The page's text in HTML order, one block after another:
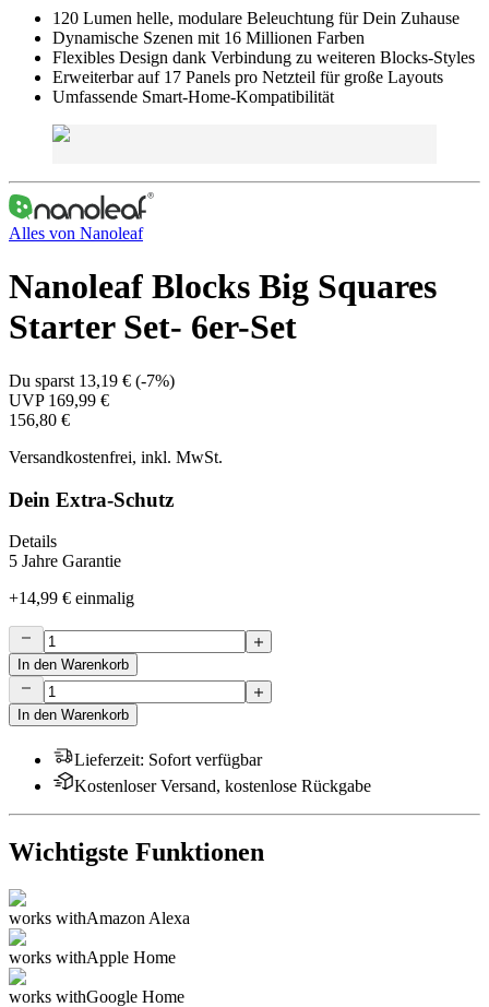
120 Lumen helle, modulare Beleuchtung für Dein Zuhause
Dynamische Szenen mit 16 Millionen Farben
Flexibles Design dank Verbindung zu weiteren Blocks-Styles
Erweiterbar auf 17 Panels pro Netzteil für große Layouts
Umfassende Smart-Home-Kompatibilität
Alles von Nanoleaf
Nanoleaf Blocks Big Squares
Starter Set- 6er-Set
Du sparst 13,19 € (-7%)
UVP 169,99 €
156,80 €
Versandkostenfrei, inkl. MwSt.
Dein Extra-Schutz
Details
5 Jahre Garantie
+14,99 € einmalig
In den Warenkorb
In den Warenkorb
Lieferzeit: Sofort verfügbar
Kostenloser Versand, kostenlose Rückgabe
Wichtigste Funktionen
works withAmazon Alexa
works withApple Home
works withGoogle Home